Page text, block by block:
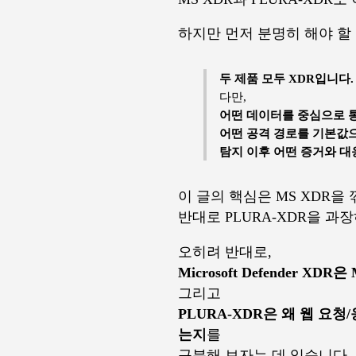
하지만 먼저 분명히 해야
두 제품 모두 XDR입니다.
다만,
어떤 데이터를 중심으로
어떤 공격 경로를 기본값
탐지 이후 어떤 증거와
이 글의 핵심은 MS XDR을
반대로 PLURA-XDR을 과
오히려 반대로,
Microsoft Defender XDR은
그리고
PLURA-XDR은 왜 웹 요청/
는지 를